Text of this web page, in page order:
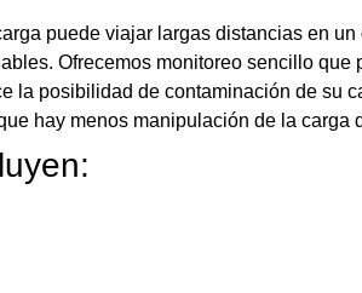
puede viajar largas distancias en
Ofrecemos monitoreo sencillo
la posibilidad de contaminación de su
hay menos manipulación de la carga